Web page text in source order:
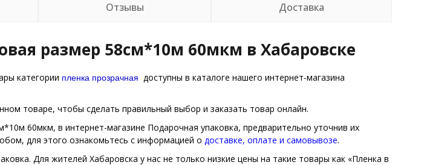
Отзывы Доставка
размер 58см*10м 60мкм в Хабаровске
категории пленка прозрачная доступны в каталоге нашего интернет-магазина
товаре, чтобы сделать правильный выбор и заказать товар онлайн.
60мкм, в интернет-магазине Подарочная упаковка, предварительно уточнив их
для этого ознакомьтесь с информацией о доставке, оплате и самовывозе.
Для жителей Хабаровска у нас не только низкие цены на такие товары как «Пленка в